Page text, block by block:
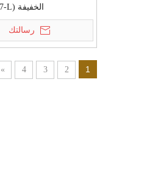
الخفيفة (KA8227-L)
رسالتك
1
2
3
4
»